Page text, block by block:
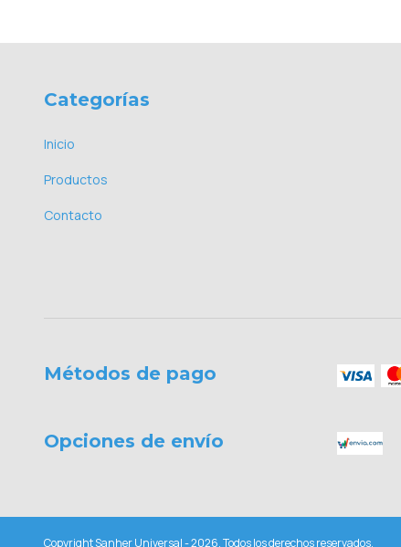
Categorías
Inicio
Productos
Contacto
Métodos de pago
Opciones de envío
Copyright Sanher Universal - 2026. Todos los derechos reservados.